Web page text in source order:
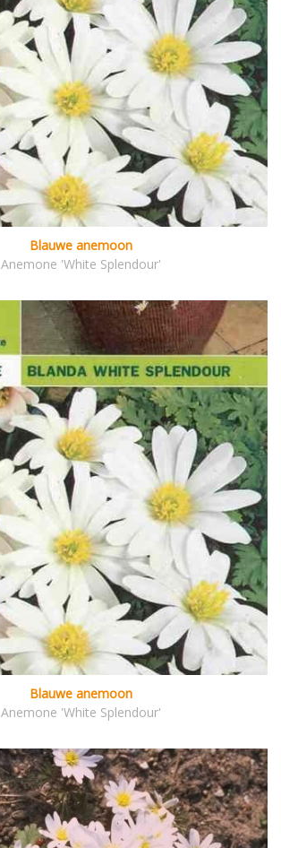
Blauwe anemoon
Anemone 'White Splendour'
Blauwe anemoon
Anemone 'White Splendour'